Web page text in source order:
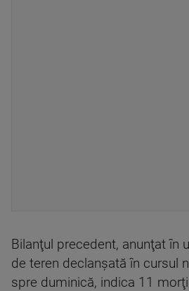
Bilanţul precedent, anunţat în
de teren declanşată în cursul
spre duminică, indica 11